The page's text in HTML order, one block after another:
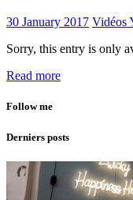
30 January 2017 Vidéos
Sorry, this entry is only
Read more
Follow me
Derniers posts